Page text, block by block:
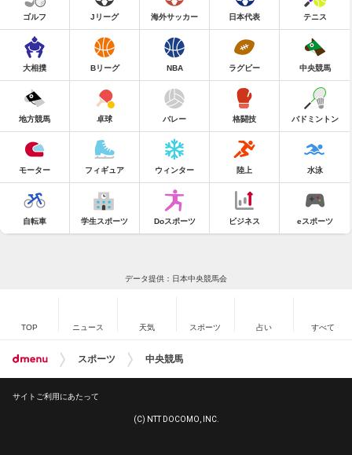
ゴルフ Jリーグ 海外サッカー 日本代表 テニス
大相撲 Bリーグ NBA ラグビー 中央競馬
地方競馬 卓球 バレー 格闘技 バドミントン
モーター フィギュア ウィンター 陸上 水泳
自転車 学生スポーツ Doスポーツ ビジネス eスポーツ
データ提供：日本中央競馬会
TOP ニュース 天気 スポーツ 占い すべて
スポーツ 中央競馬
サイトご利用にあたって
(C) NTT DOCOMO, INC.